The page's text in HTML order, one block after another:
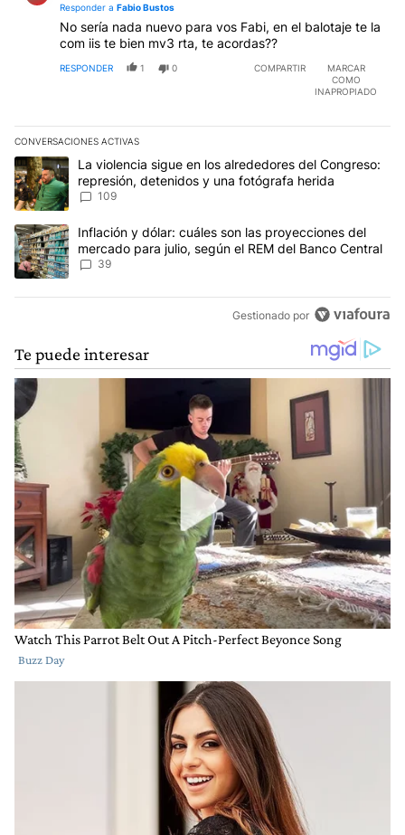
Responder a Fabio Bustos
No sería nada nuevo para vos Fabi, en el balotaje te la
com iis te bien mv3 rta, te acordas??
RESPONDER 1 0 COMPARTIR
MARCAR
COMO
INAPROPIADO
CONVERSACIONES ACTIVAS
Este listado muestra los artículos con más comentarios en los
Un artículo de tendencia con el título "La violencia sigue en los
La violencia sigue en los alrededores del Congreso:
represión, detenidos y una fotógrafa herida
109
Un artículo de tendencia con el título "Inflación y dólar: cuáles
Inflación y dólar: cuáles son las proyecciones del
mercado para julio, según el REM del Banco Central
39
Gestionado por